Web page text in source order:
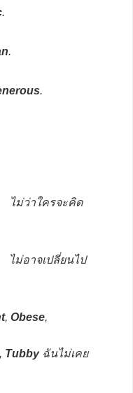
.
.
.
ม่ว่าใครจะคิด
ม่อาจเปลี่ยนไป
, Obese,
, Tubbyฉันไม่เคย